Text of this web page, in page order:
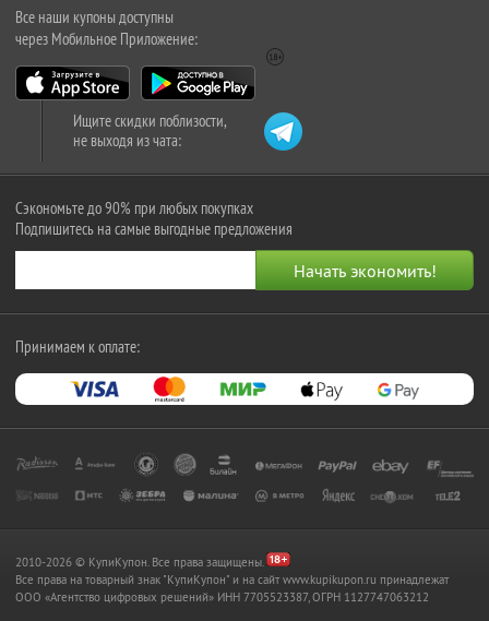
Все наши купоны доступны
через Мобильное Приложение:
Ищите скидки поблизости,
не выходя из чата:
Сэкономьте до 90% при любых покупках
Подпишитесь на самые выгодные предложения
Принимаем к оплате:
2010-2026 © КупиКупон. Все права защищены.
Все права на товарный знак "КупиКупон" и на сайт www.kupikupon.ru принадлежат
OOO «Агентство цифровых решений» ИНН 7705523387, ОГРН 1127747063212